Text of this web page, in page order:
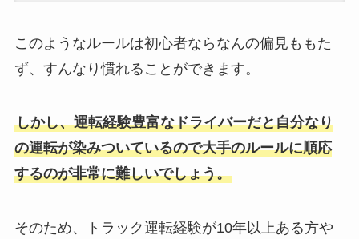
このようなルールは初心者ならなんの偏見ももた
ず、すんなり慣れることができます。
しかし、運転経験豊富なドライバーだと自分なり
の運転が染みついているので大手のルールに順応
するのが非常に難しいでしょう。
そのため、トラック運転経験が10年以上ある方や